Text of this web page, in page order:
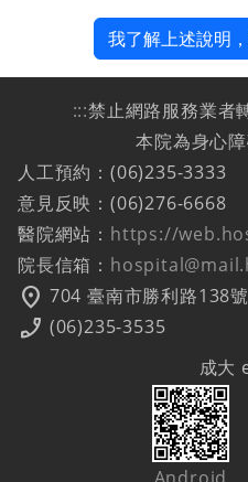
我了解上述說明
:::禁止網路服務業者
本院為身心
人工預約：(06)235-3333
意見反映：(06)276-6668
醫院網站： https://
院長信箱：
location_on 704 臺南市勝利路138號
phone_enabled (06)235-3535
成大